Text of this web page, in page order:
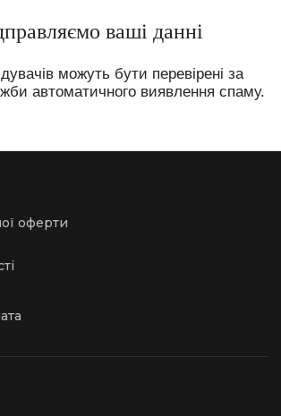
ваші данні
можуть бути перевірені за
автоматичного виявлення спаму.
оферти